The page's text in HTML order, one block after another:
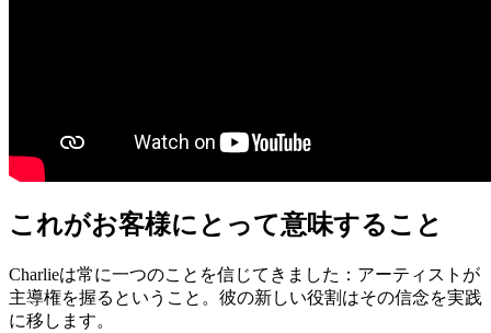
これがお客様にとって意味すること
Charlieは常に一つのことを信じてきました：アーティストが
主導権を握るということ。彼の新しい役割はその信念を実践
に移します。